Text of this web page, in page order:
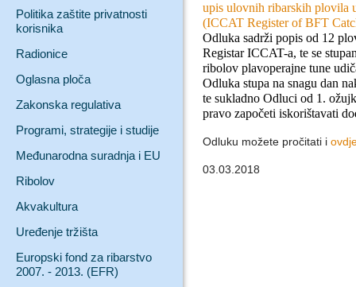
Politika zaštite privatnosti
korisnika
Radionice
Oglasna ploča
Zakonska regulativa
Programi, strategije i studije
Međunarodna suradnja i EU
Ribolov
Akvakultura
Uređenje tržišta
Europski fond za ribarstvo
2007. - 2013. (EFR)
upis ulovnih ribarskih plovila
(ICCAT Register of BFT
Odluka sadrži popis od 12
Registar ICCAT-a, te se
ribolov plavoperajne tune
Odluka stupa na snagu dan
te sukladno Odluci od 1.
pravo započeti iskorištavati
Odluku možete pročitati i
03.03.2018